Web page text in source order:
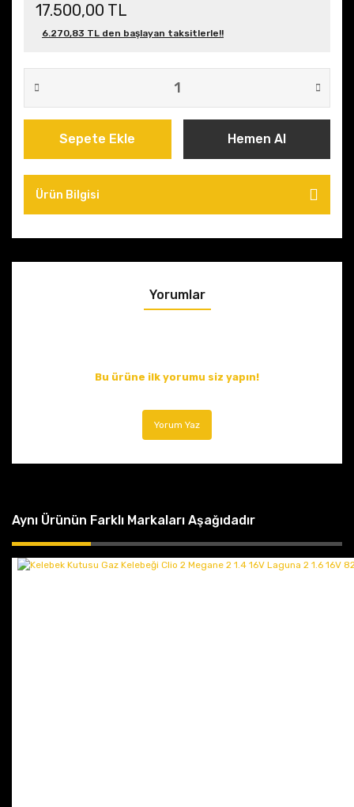
17.500,00 TL
6.270,83 TL den başlayan taksitlerle!!
Sepete Ekle Hemen Al
Ürün Bilgisi
Yorumlar
Bu ürüne ilk yorumu siz yapın!
Yorum Yaz
Aynı Ürünün Farklı Markaları Aşağıdadır